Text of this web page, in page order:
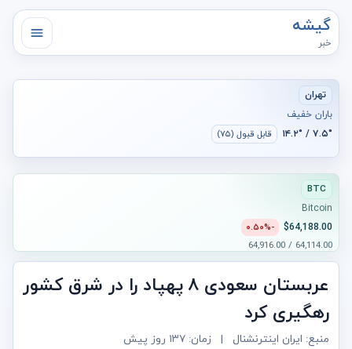
گیشه
خبر
تهران
باران خفیف
۷.۵° / ۱۴.۲° قابل قبول (۷۵)
BTC
Bitcoin
$64,188.00
-۰.۵۰%
64,114.00 / 64,916.00
عربستان سعودی ۸ پهپاد را در شرق کشور
رهگیری کرد
منبع: ایران اینترنشنال | زمان: ۱۳۷ روز پیش